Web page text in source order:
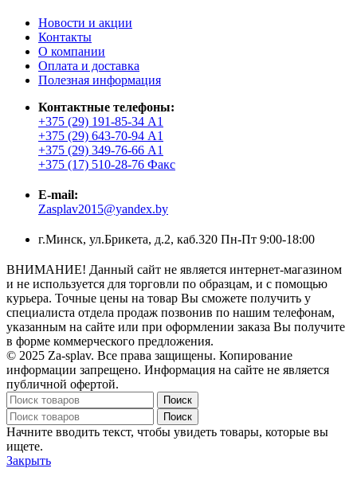
Новости и акции
Контакты
О компании
Оплата и доставка
Полезная информация
Контактные телефоны:
+375 (29) 191-85-34 А1
+375 (29) 643-70-94 А1
+375 (29) 349-76-66 А1
+375 (17) 510-28-76 Факс
E-mail:
Zasplav2015@yandex.by
г.Минск, ул.Брикета, д.2, каб.320 Пн-Пт 9:00-18:00
ВНИМАНИЕ! Данный сайт не является интернет-магазином
и не используется для торговли по образцам, и с помощью
курьера. Точные цены на товар Вы сможете получить у
специалиста отдела продаж позвонив по нашим телефонам,
указанным на сайте или при оформлении заказа Вы получите
в форме коммерческого предложения.
© 2025 Za-splav. Все права защищены. Копирование
информации запрещено. Информация на сайте не является
публичной офертой.
Поиск
Поиск
Начните вводить текст, чтобы увидеть товары, которые вы
ищете.
Закрыть